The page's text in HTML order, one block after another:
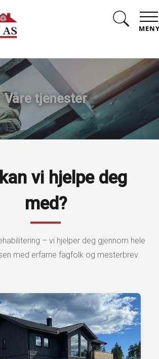
Våre tjenester
vi hjelpe deg
med?
– vi hjelper deg gjennom hele
med erfarne fagfolk og mesterbrev.